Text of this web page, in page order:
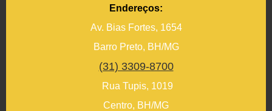
Endereços:
Av. Bias Fortes, 1654
Barro Preto, BH/MG
(31) 3309-8700
Rua Tupis, 1019
Centro, BH/MG